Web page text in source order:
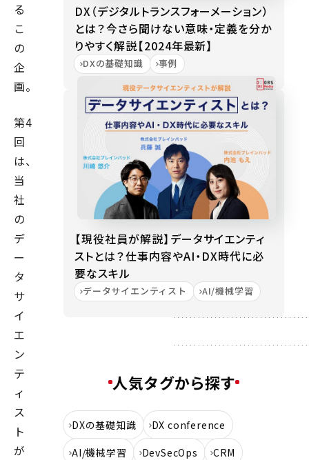
る
こ
の
企
画。
第4
回
は、
当
社
の
デ
ー
タ
サ
イ
エ
ン
テ
ィ
ス
ト
が
DX（デジタルトランスフォーメーション）
とは？今さら聞けない意味・定義を分か
りやすく解説【2024年最新】
DXの基礎知識 事例
【現役社員が解説】データサイエンティ
ストとは？仕事内容やAI・DX時代に必
要なスキル
データサイエンティスト AI/機械学習
人気タグから探す
DXの基礎知識
DX conference
AI/機械学習
DevSecOps
CRM